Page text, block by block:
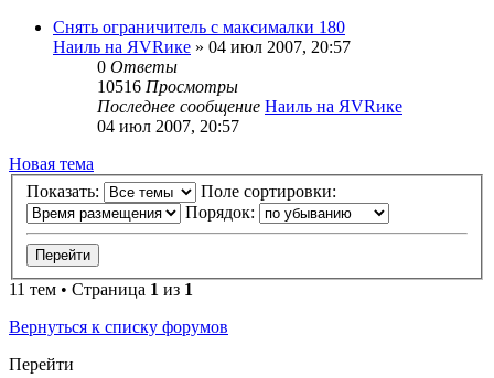
Снять ограничитель с максималки 180
Наиль на ЯVRике » 04 июл 2007, 20:57
0 Ответы
10516 Просмотры
Последнее сообщение Наиль на ЯVRике
04 июл 2007, 20:57
Новая тема
Показать:
Поле сортировки:
Порядок:
11 тем • Страница 1 из 1
Вернуться к списку форумов
Перейти